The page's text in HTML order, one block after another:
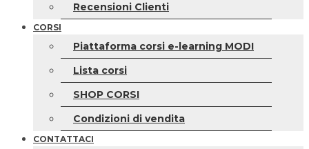
Recensioni Clienti
CORSI
Piattaforma corsi e-learning MODI
Lista corsi
SHOP CORSI
Condizioni di vendita
CONTATTACI